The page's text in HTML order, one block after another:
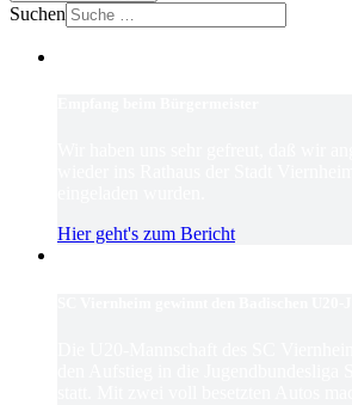
Suchen
Hier geht's zum Bericht